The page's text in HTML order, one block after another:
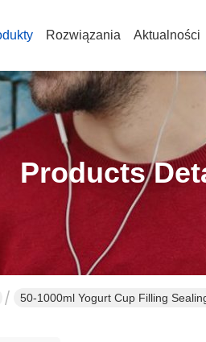
Rozwiązania Aktualności
Products
50-1000ml Yogurt Cup Filling